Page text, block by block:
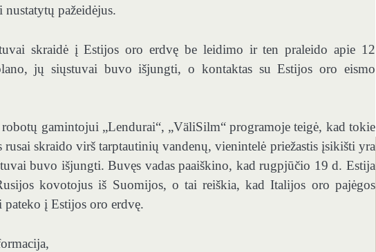
pažeidėjus.
skraidė į Estijos oro erdvę be leidimo ir ten praleido apie 12
jų siųstuvai buvo išjungti, o kontaktas su Estijos oro eismo
gamintojui „Lendurai“, „VäliSilm“ programoje teigė, kad tokie
skraido virš tarptautinių vandenų, vienintelė priežastis įsikišti yra
buvo išjungti. Buvęs vadas paaiškino, kad rugpjūčio 19 d. Estija
kovotojus iš Suomijos, o tai reiškia, kad Italijos oro pajėgos
į Estijos oro erdvę.